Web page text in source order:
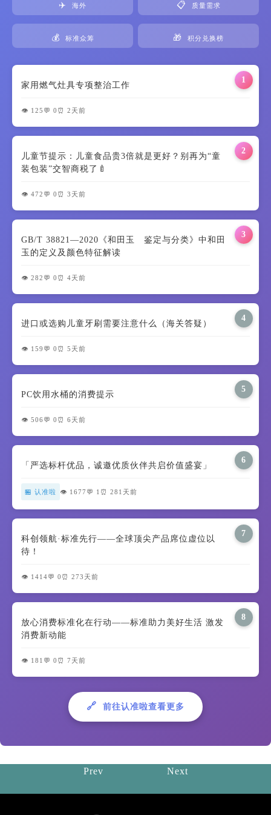
✈️ 海外 📋 质量需求
💰 标准众筹 🎁 积分兑换榜
1
家用燃气灶具专项整治工作
👁️ 125 💬 0 ⏰ 2天前
2
儿童节提示：儿童食品贵3倍就是更好？别再为“童
装包装”交智商税了🍼
👁️ 472 💬 0 ⏰ 3天前
3
GB/T 38821—2020《和田玉 鉴定与分类》中和田
玉的定义及颜色特征解读
👁️ 282 💬 0 ⏰ 4天前
4
进口或选购儿童牙刷需要注意什么（海关答疑）
👁️ 159 💬 0 ⏰ 5天前
5
PC饮用水桶的消费提示
👁️ 506 💬 0 ⏰ 6天前
6
「严选标杆优品，诚邀优质伙伴共启价值盛宴」
🏪 认准啦 👁️ 1677 💬 1 ⏰ 281天前
7
科创领航·标准先行——全球顶尖产品席位虚位以
待！
👁️ 1414💬 0 ⏰ 273天前
8
放心消费标准化在行动——标准助力美好生活 激发
消费新动能
👁️ 181 💬 0 ⏰ 7天前
🔗 前往认准啦查看更多
Prev Next